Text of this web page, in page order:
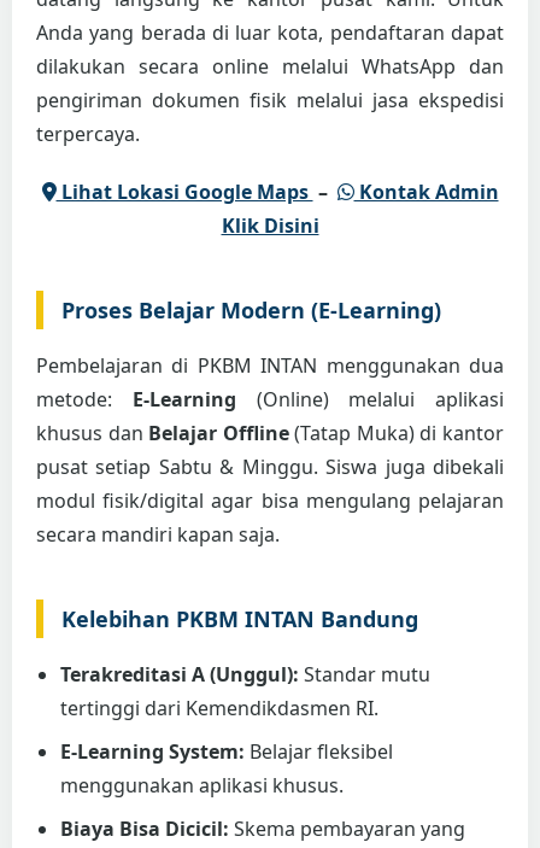
Anda yang berada di luar kota, pendaftaran dapat
dilakukan secara online melalui WhatsApp dan
pengiriman dokumen fisik melalui jasa ekspedisi
terpercaya.
Lihat Lokasi Google Maps –
Kontak Admin
Klik Disini
Proses Belajar Modern (E-Learning)
Pembelajaran di PKBM INTAN menggunakan dua
metode: E-Learning (Online) melalui aplikasi
khusus dan Belajar Offline(Tatap Muka) di kantor
pusat setiap Sabtu & Minggu. Siswa juga dibekali
modul fisik/digital agar bisa mengulang pelajaran
secara mandiri kapan saja.
Kelebihan PKBM INTAN Bandung
Terakreditasi A (Unggul): Standar mutu
tertinggi dari Kemendikdasmen RI.
E-Learning System: Belajar fleksibel
menggunakan aplikasi khusus.
Biaya Bisa Dicicil: Skema pembayaran yang